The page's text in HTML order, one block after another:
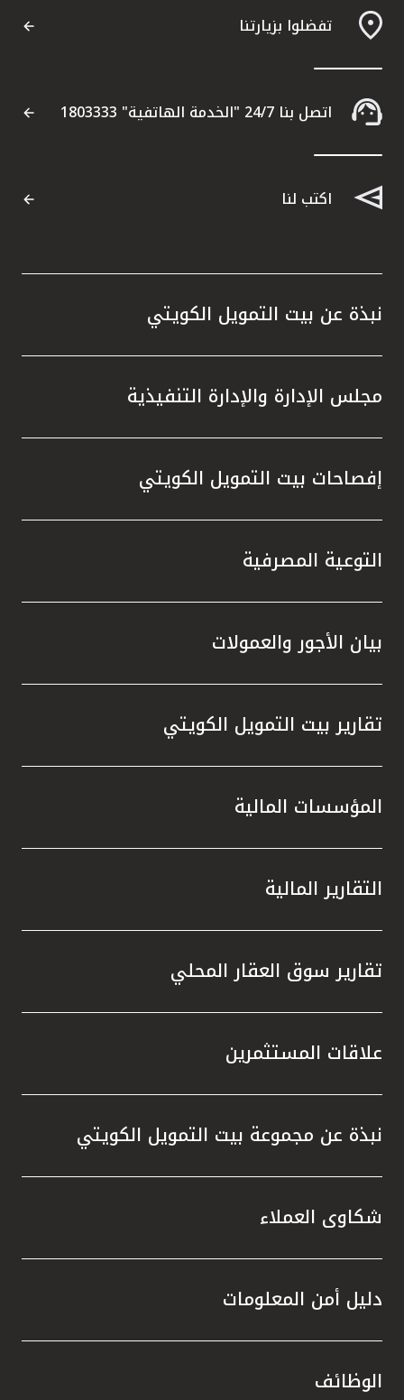
تفضلوا بزيارتنا
اتصل بنا 24/7 "الخدمة الهاتفية" 1803333
اكتب لنا
نبذة عن بيت التمويل الكويتي
مجلس الإدارة والإدارة التنفيذية
إفصاحات بيت التمويل الكويتي
التوعية المصرفية
بيان الأجور والعمولات
تقارير بيت التمويل الكويتي
المؤسسات المالية
التقارير المالية
تقارير سوق العقار المحلي
علاقات المستثمرين
نبذة عن مجموعة بيت التمويل الكويتي
شكاوى العملاء
دليل أمن المعلومات
الوظائف